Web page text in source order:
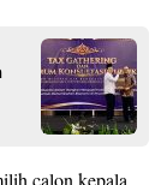
calon kepala